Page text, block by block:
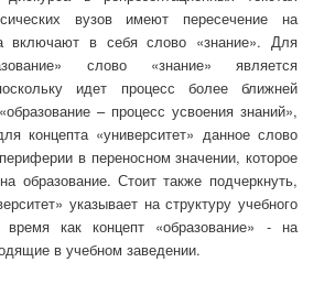
вузов имеют пересечение на
включают в себя слово «знание». Для
слово «знание» является
идет процесс более ближней
– процесс усвоения знаний»,
концепта «университет» данное слово
в переносном значении, которое
образование. Стоит также подчеркнуть,
указывает на структуру учебного
как концепт «образование» ‑ на
в учебном заведении.